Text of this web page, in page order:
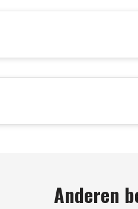
Anderen